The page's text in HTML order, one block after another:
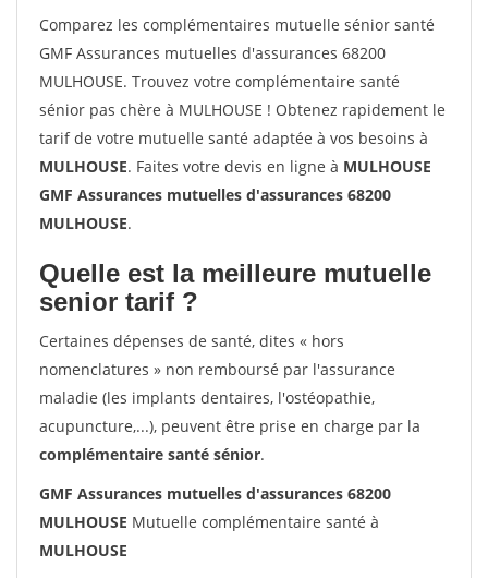
Comparez les complémentaires mutuelle sénior santé
GMF Assurances mutuelles d'assurances 68200
MULHOUSE. Trouvez votre complémentaire santé
sénior pas chère à MULHOUSE ! Obtenez rapidement le
tarif de votre mutuelle santé adaptée à vos besoins à
MULHOUSE. Faites votre devis en ligne à MULHOUSE
GMF Assurances mutuelles d'assurances 68200
MULHOUSE.
Quelle est la meilleure mutuelle
senior tarif ?
Certaines dépenses de santé, dites « hors
nomenclatures » non remboursé par l'assurance
maladie (les implants dentaires, l'ostéopathie,
acupuncture,...), peuvent être prise en charge par la
complémentaire santé sénior.
GMF Assurances mutuelles d'assurances 68200
MULHOUSE Mutuelle complémentaire santé à
MULHOUSE